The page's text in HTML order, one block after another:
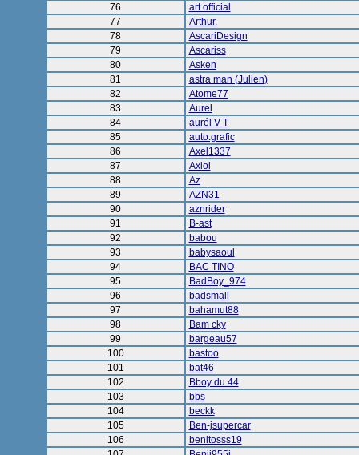
76
art official
77
Arthur.
78
AscariDesign
79
Ascariss
80
Asken
81
astra man (Julien)
82
Atome77
83
Aurel
84
aurél V-T
85
auto.grafic
86
Axel1337
87
Axiol
88
Az
89
AZN31
90
aznrider
91
B-ast
92
babou
93
babysaoul
94
BAC TINO
95
BadBoy_974
96
badsmall
97
bahamut88
98
Bam cky
99
bargeau57
100
bastoo
101
bat46
102
Bboy du 44
103
bbs
104
beckk
105
Ben-jsupercar
106
benitosss19